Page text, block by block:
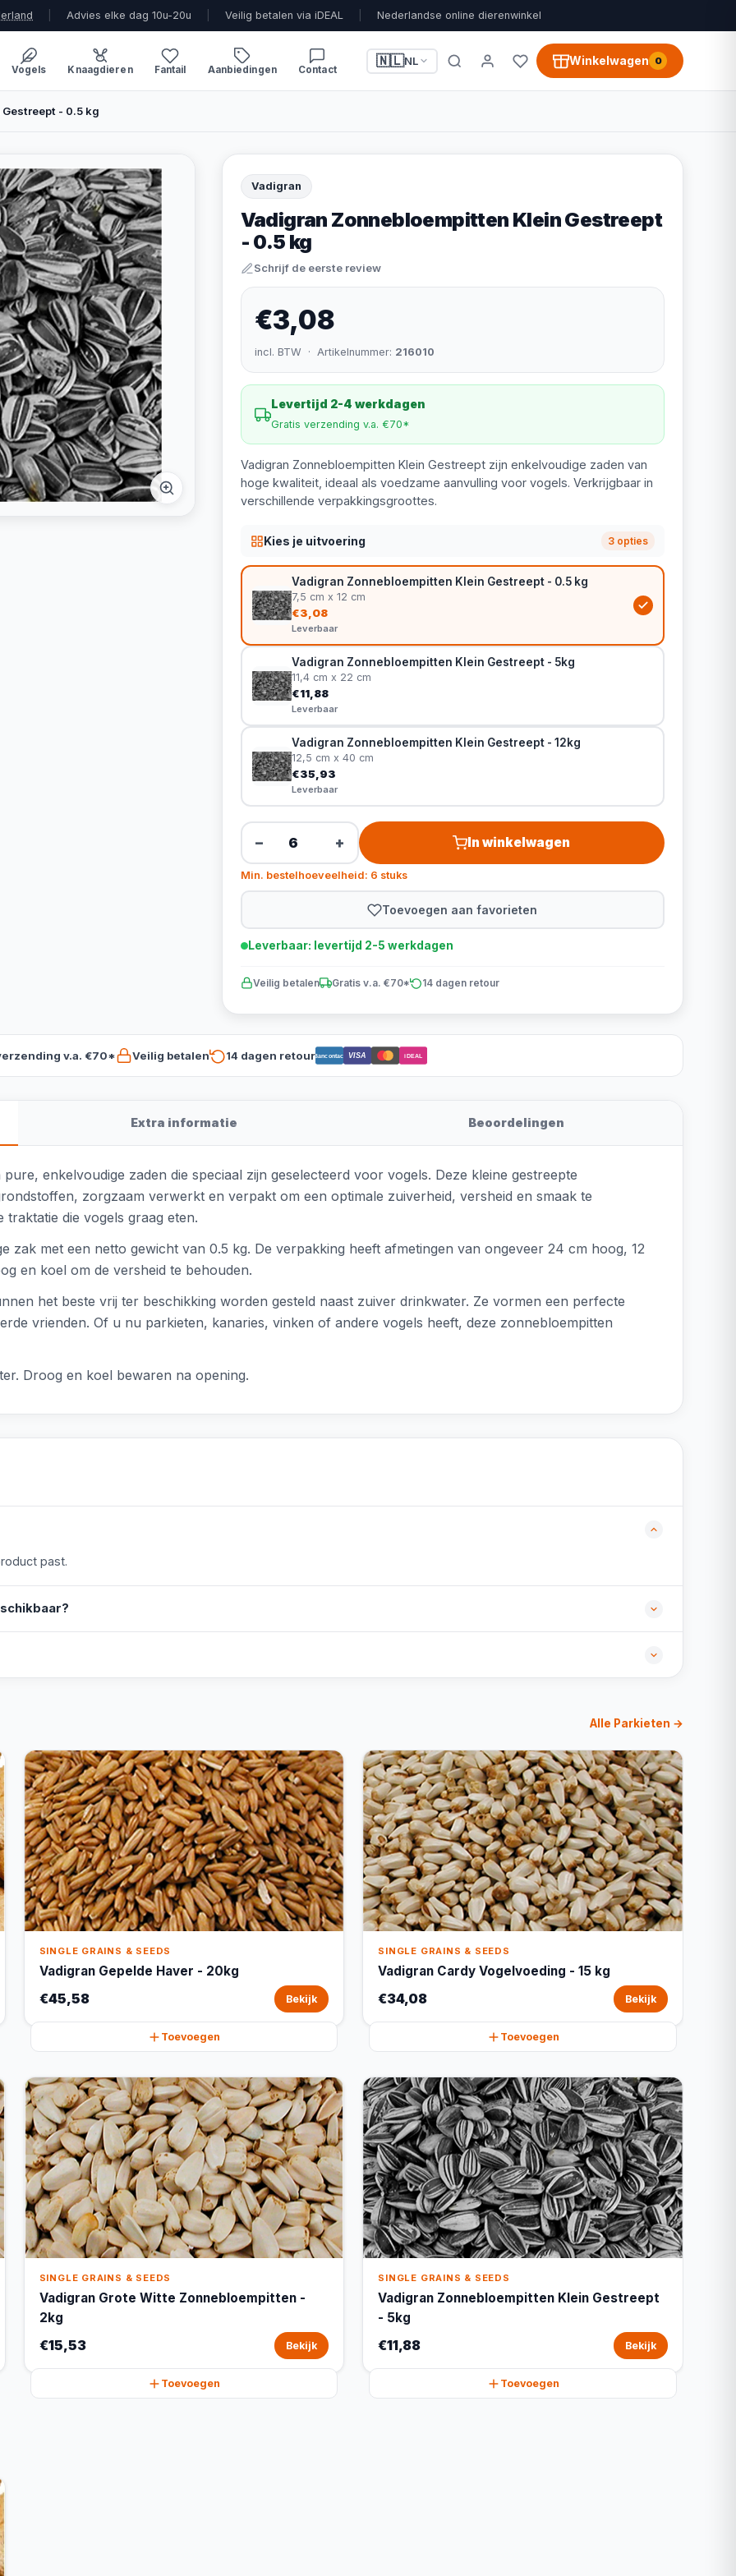
Advies elke dag 10u-20u Veilig betalen via iDEAL Nederlandse online dierenwinkel
Vogels Knaagdieren Fantail Aanbiedingen Contact
🇳🇱NL Winkelwagen 0
- 0.5 kg
Vadigran
Vadigran Zonnebloempitten Klein Gestreept
- 0.5 kg
Schrijf de eerste review
€3,08
incl. BTW · Artikelnummer: 216010
Levertijd 2-4 werkdagen
Gratis verzending v.a. €70*
Vadigran Zonnebloempitten Klein Gestreept zijn enkelvoudige zaden van
hoge kwaliteit, ideaal als voedzame aanvulling voor vogels. Verkrijgbaar in
verschillende verpakkingsgroottes.
Kies je uitvoering 3 opties
Vadigran Zonnebloempitten Klein Gestreept - 0.5 kg
7,5 cm x 12 cm
€3,08
Leverbaar
Vadigran Zonnebloempitten Klein Gestreept - 5kg
11,4 cm x 22 cm
€11,88
Leverbaar
Vadigran Zonnebloempitten Klein Gestreept - 12kg
12,5 cm x 40 cm
€35,93
Leverbaar
− + In winkelwagen
Min. bestelhoeveelheid: 6 stuks
Toevoegen aan favorieten
Leverbaar: levertijd 2-5 werkdagen
Veilig betalen Gratis v.a. €70* 14 dagen retour
v.a. €70* Veilig betalen 14 dagen retourBancontact VISA iDEAL
Extra informatie Beoordelingen
enkelvoudige zaden die speciaal zijn geselecteerd voor vogels. Deze kleine gestreepte
zorgzaam verwerkt en verpakt om een optimale zuiverheid, versheid en smaak te
die vogels graag eten.
zak met een netto gewicht van 0.5 kg. De verpakking heeft afmetingen van ongeveer 24 cm hoog, 12
en koel om de versheid te behouden.
het beste vrij ter beschikking worden gesteld naast zuiver drinkwater. Ze vormen een perfecte
vrienden. Of u nu parkieten, kanaries, vinken of andere vogels heeft, deze zonnebloempitten
Droog en koel bewaren na opening.
past.
Alle Parkieten →
SINGLE GRAINS & SEEDS
Vadigran Gepelde Haver - 20kg
€45,58 Bekijk
Toevoegen
SINGLE GRAINS & SEEDS
Vadigran Cardy Vogelvoeding - 15 kg
€34,08 Bekijk
Toevoegen
SINGLE GRAINS & SEEDS
Vadigran Grote Witte Zonnebloempitten -
2kg
€15,53 Bekijk
Toevoegen
SINGLE GRAINS & SEEDS
Vadigran Zonnebloempitten Klein Gestreept
- 5kg
€11,88 Bekijk
Toevoegen